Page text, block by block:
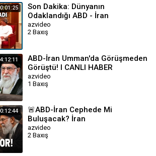
Son Dakika: Dünyanın
Odaklandığı ABD - İran
Görüşmeleri Umman'da Başladı |
NTV
azvideo
2 Baxış
ABD-İran Umman'da Görüşmeden
Görüştü! I CANLI HABER
azvideo
1 Baxış
🚨ABD-İran Cephede Mi
Buluşacak? İran
azvideo
2 Baxış